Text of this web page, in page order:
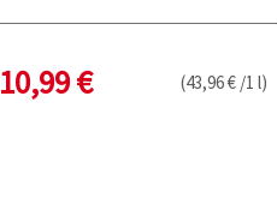
10,99 € (43,96 € /1 l)